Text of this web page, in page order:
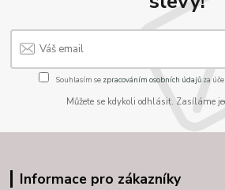
Souhlasím se zpracováním osobních údajůza
Můžete se kdykoli odhlásit. Zasíláme
Informace pro zákazníky